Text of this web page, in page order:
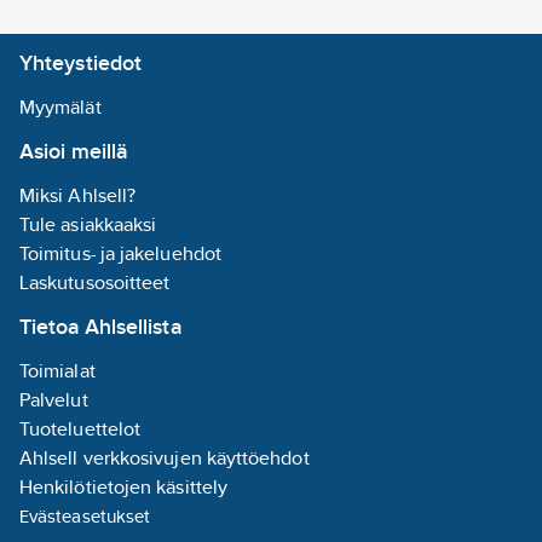
Yhteystiedot
Myymälät
Asioi meillä
Miksi Ahlsell?
Tule asiakkaaksi
Toimitus- ja jakeluehdot
Laskutusosoitteet
Tietoa Ahlsellista
Toimialat
Palvelut
Tuoteluettelot
Ahlsell verkkosivujen käyttöehdot
Henkilötietojen käsittely
Evästeasetukset